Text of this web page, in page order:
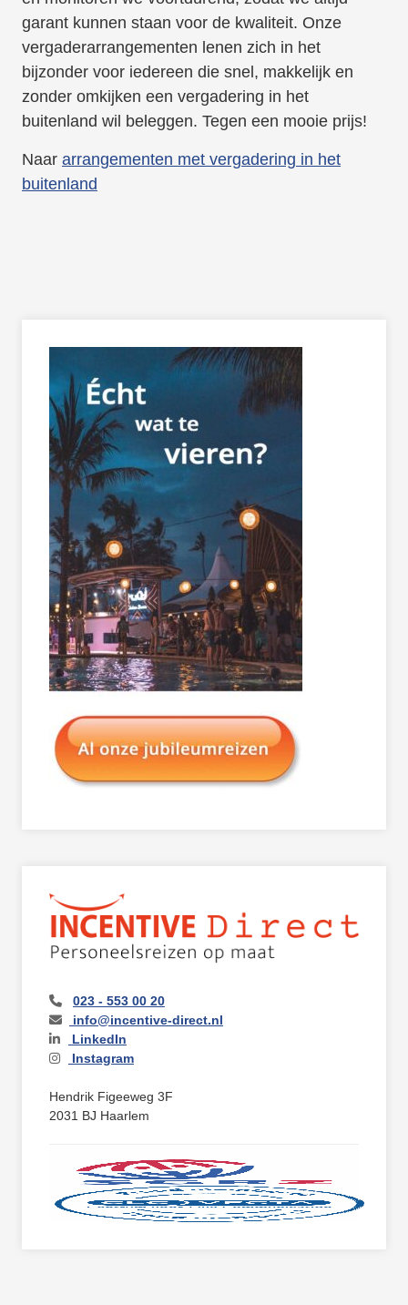
garant kunnen staan voor de kwaliteit. Onze
vergaderarrangementen lenen zich in het
bijzonder voor iedereen die snel, makkelijk en
zonder omkijken een vergadering in het
buitenland wil beleggen. Tegen een mooie prijs!
Naar arrangementen met vergadering in het
buitenland
023 - 553 00 20
info@incentive-direct.nl
LinkedIn
Instagram
Hendrik Figeeweg 3F
2031 BJ Haarlem